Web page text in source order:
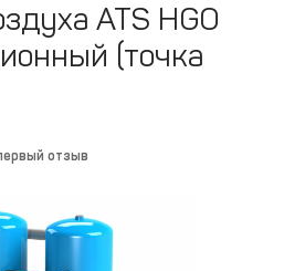
ATS HGO
(точка
отзыв